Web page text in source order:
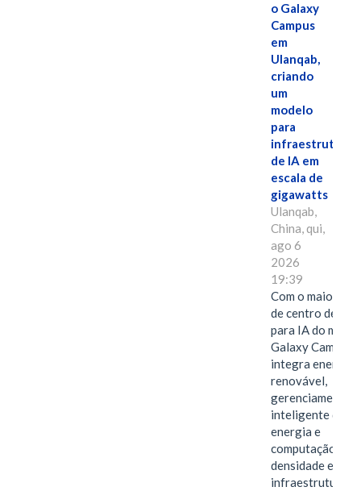
o Galaxy
Campus
em
Ulanqab,
criando
um
modelo
para
infraestrutura
de IA em
escala de
gigawatts
Ulanqab,
China, qui,
ago 6
2026
19:39
Com o maior
de centro de
para IA do
Galaxy Campus
integra energia
renovável,
gerenciamento
inteligente de
energia e
computação de
densidade em
infraestrutura